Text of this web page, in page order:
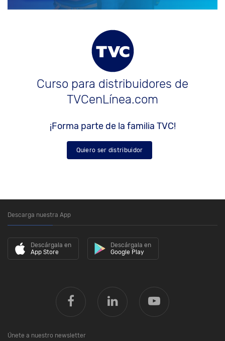
Curso para distribuidores de
TVCenLínea.com
¡Forma parte de la familia TVC!
Quiero ser distribuidor
Descarga nuestra App
Descárgala en
App Store
Descárgala en
Google Play
Únete a nuestro newsletter